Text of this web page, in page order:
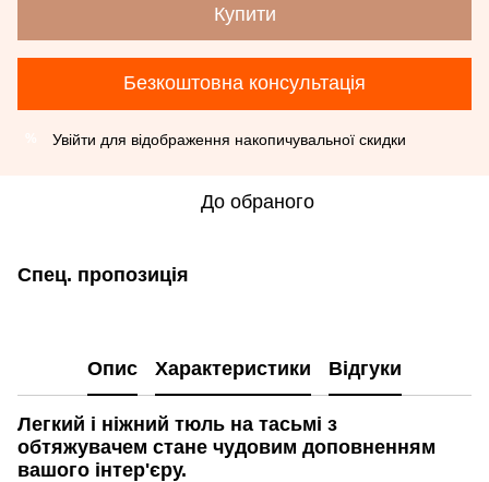
Купити
Безкоштовна консультація
Увійти для відображення накопичувальної скидки
До обраного
Спец. пропозиція
Опис Характеристики Відгуки
Легкий і ніжний тюль на тасьмі з
обтяжувачем стане чудовим доповненням
вашого інтер'єру.